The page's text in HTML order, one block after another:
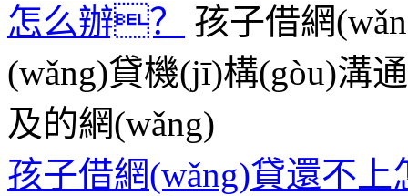
怎么辦？
孩子借網
(wǎng)貸機(jī)構(gòu)溝
及的網(wǎng)
孩子借網(wǎng)貸還不